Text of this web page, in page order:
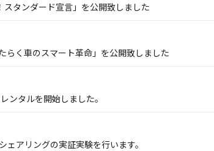
タンダード宣言」を公開致しました
らく車のスマート革命」を公開致しました
タルを開始しました。
アリングの実証実験を行います。